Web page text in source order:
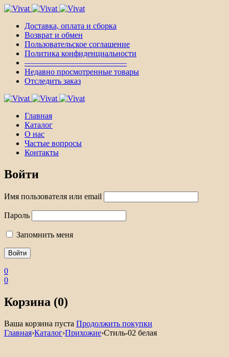
Доставка, оплата и сборка
Возврат и обмен
Пользовательское соглашение
Политика конфиденциальности
————————————–
Недавно просмотренные товары
Отследить заказ
Главная
Каталог
О нас
Частые вопросы
Контакты
Войти
Имя пользователя или email
Пароль
Запомнить меня
0
0
Корзина (0)
Ваша корзина пуста Продолжить покупки
Главная›Каталог›Прихожие›Стиль-02 белая